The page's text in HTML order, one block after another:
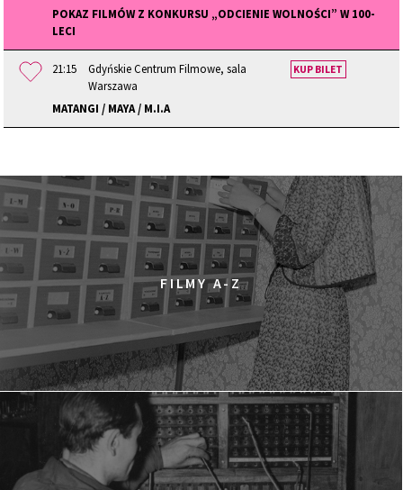
POKAZ FILMÓW Z KONKURSU „ODCIENIE WOLNOŚCI” W 100-
LECI
21:15
Gdyńskie Centrum Filmowe, sala
Warszawa
MATANGI / MAYA / M.I.A
KUP BILET
FILMY A-Z